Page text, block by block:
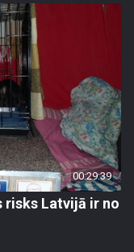
00:29:39
risks Latvijā ir no